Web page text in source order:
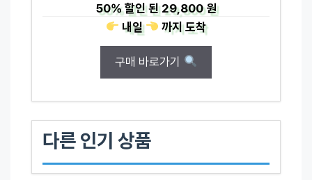
50%할인 된29,800 원
내일
까지도착
구매 바로가기
다른 인기 상품